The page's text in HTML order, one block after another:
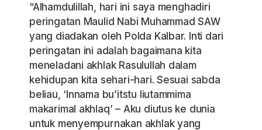
“Alhamdulillah, hari ini saya menghadiri
peringatan Maulid Nabi Muhammad SAW
yang diadakan oleh Polda Kalbar. Inti dari
peringatan ini adalah bagaimana kita
meneladani akhlak Rasulullah dalam
kehidupan kita sehari-hari. Sesuai sabda
beliau, ‘Innama bu’itstu liutammima
makarimal akhlaq’ – Aku diutus ke dunia
untuk menyempurnakan akhlak yang